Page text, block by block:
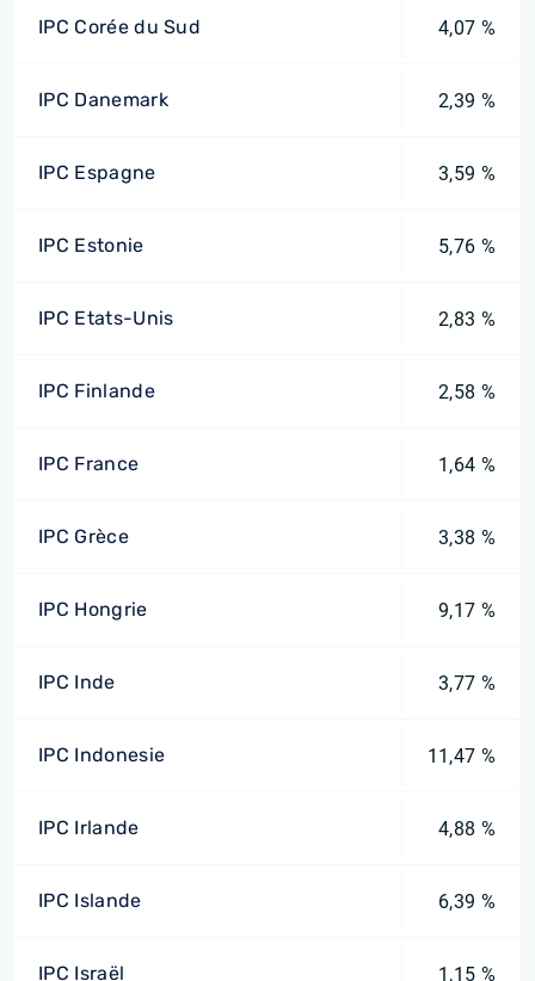
IPC Corée du Sud 4,07 %
IPC Danemark 2,39 %
IPC Espagne 3,59 %
IPC Estonie 5,76 %
IPC Etats-Unis 2,83 %
IPC Finlande 2,58 %
IPC France 1,64 %
IPC Grèce 3,38 %
IPC Hongrie 9,17 %
IPC Inde 3,77 %
IPC Indonesie 11,47 %
IPC Irlande 4,88 %
IPC Islande 6,39 %
IPC Israël 1,15 %